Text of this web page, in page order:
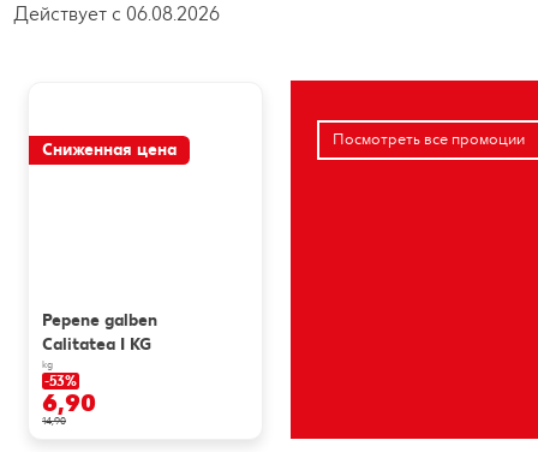
Действует с 06.08.2026
Сниженная цена
Pepene galben
Calitatea I KG
kg
-53%
6,90
14,90
Посмотреть все промоции